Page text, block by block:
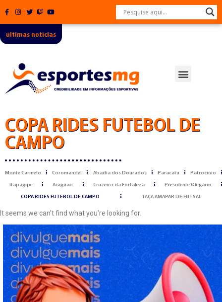
últimas notícias
COPA RIDES FUTEBOL DE
CAMPO
Monte Carmelo Coromandel Abadia dos Dourados Paracatu
Patrocínio
Itapagipe
Araguari Cruzeiro da Fortaleza
Presidente Olegário
COPA RIDES FUTEBOL DE CAMPO
TAÇA AMAPAR DE FUTSAL
It seems we can't find what you're looking for.